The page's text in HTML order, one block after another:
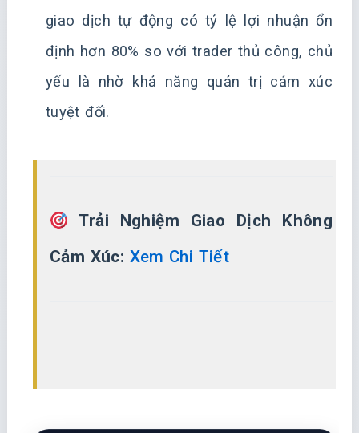
giao dịch tự động có tỷ lệ lợi nhuận ổn
định hơn 80% so với trader thủ công, chủ
yếu là nhờ khả năng quản trị cảm xúc
tuyệt đối.
Trải Nghiệm Giao Dịch Không
Cảm Xúc: Xem Chi Tiết